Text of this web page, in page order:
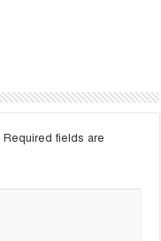
Required fields are